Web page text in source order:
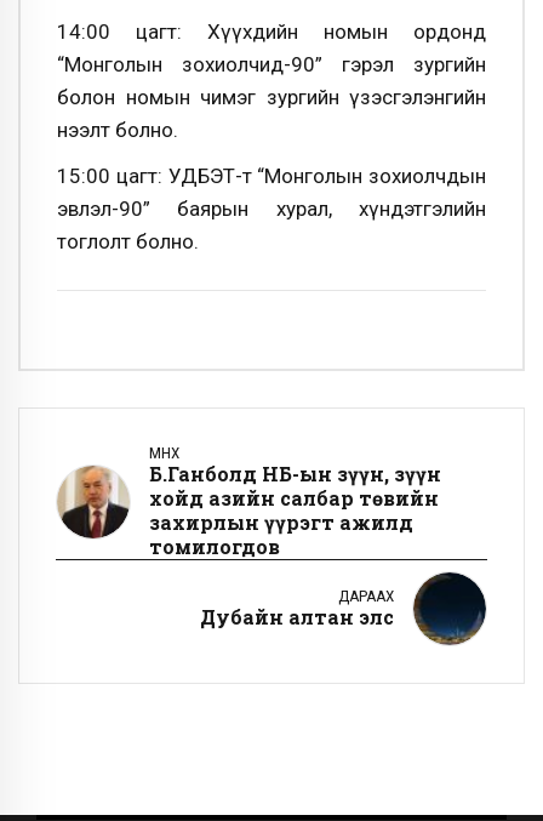
14:00 цагт: Хүүхдийн номын ордонд
“Монголын зохиолчид-90” гэрэл зургийн
болон номын чимэг зургийн үзэсгэлэнгийн
нээлт болно.
15:00 цагт: УДБЭТ-т “Монголын зохиолчдын
эвлэл-90” баярын хурал, хүндэтгэлийн
тоглолт болно.
ӨМНӨХ
Б.Ганболд НҮБ-ын зүүн, зүүн
хойд азийн салбар төвийн
захирлын үүрэгт ажилд
томилогдов
ДАРААХ
Дубайн алтан элс